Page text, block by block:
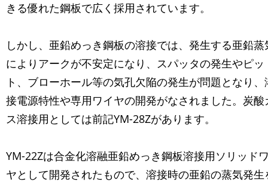
きる優れた鋼板で広く採用されています。
しかし、亜鉛めっき鋼板の溶接では、発生する亜鉛蒸
によりアークが不安定になり、スパッタの発生やピッ
ト、ブローホール等の気孔欠陥の発生が問題となり、
接電源特性や専用ワイヤの開発がなされました。炭酸
ス溶接用としては前記YM-28Zがあります。
YM-22Zは合金化溶融亜鉛めっき鋼板溶接用ソリッド
ヤとして開発されたもので、溶接時の亜鉛の蒸気発生